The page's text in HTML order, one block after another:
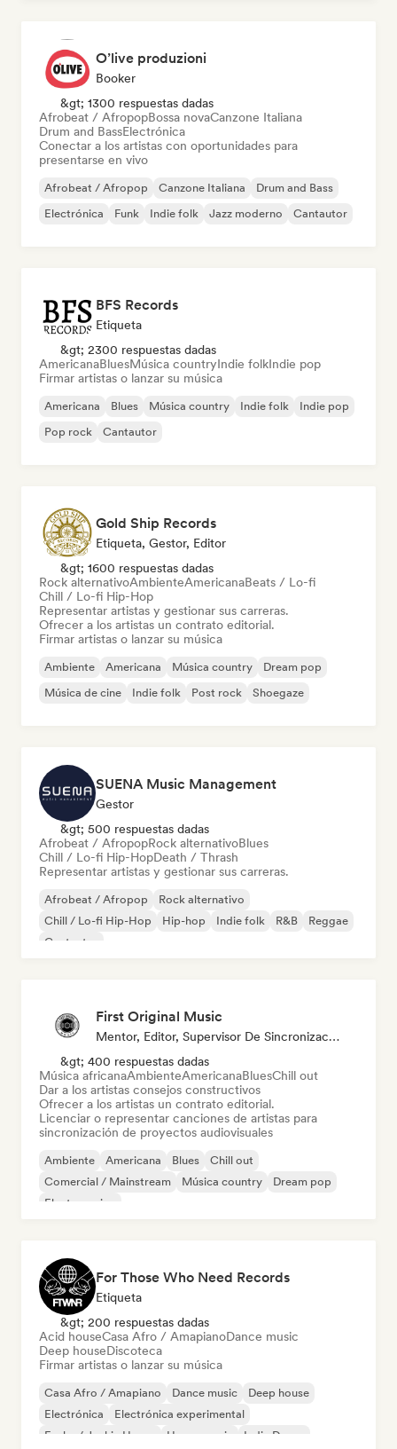
O’live produzioni
Booker
&gt; 1300 respuestas dadas
Afrobeat / AfropopBossa novaCanzone Italiana
Drum and BassElectrónica
Conectar a los artistas con oportunidades para
presentarse en vivo
Afrobeat / Afropop Canzone Italiana
Drum and Bass
Electrónica
Funk Indie folk Jazz moderno Cantautor
BFS Records
Etiqueta
&gt; 2300 respuestas dadas
AmericanaBluesMúsica countryIndie folkIndie pop
Firmar artistas o lanzar su música
Americana Blues Música country Indie folk
Indie pop
Pop rock
Cantautor
Gold Ship Records
Etiqueta, Gestor, Editor
&gt; 1600 respuestas dadas
Rock alternativoAmbienteAmericanaBeats / Lo-fi
Chill / Lo-fi Hip-Hop
Representar artistas y gestionar sus carreras.
Ofrecer a los artistas un contrato editorial.
Firmar artistas o lanzar su música
Ambiente Americana Música country
Dream pop
Música de cine
Indie folk Post rock Shoegaze
SUENA Music Management
Gestor
&gt; 500 respuestas dadas
Afrobeat / AfropopRock alternativoBlues
Chill / Lo-fi Hip-HopDeath / Thrash
Representar artistas y gestionar sus carreras.
Afrobeat / Afropop
Rock alternativo
Chill / Lo-fi Hip-Hop
Hip-hop Indie folk R&B
Reggae
Cantautor
First Original Music
Mentor, Editor, Supervisor De Sincronización
&gt; 400 respuestas dadas
Música africanaAmbienteAmericanaBluesChill out
Dar a los artistas consejos constructivos
Ofrecer a los artistas un contrato editorial.
Licenciar o representar canciones de artistas para
sincronización de proyectos audiovisuales
Ambiente Americana Blues
Chill out
Comercial / Mainstream
Música country
Dream pop
Electro swing
For Those Who Need Records
Etiqueta
&gt; 200 respuestas dadas
Acid houseCasa Afro / AmapianoDance music
Deep houseDiscoteca
Firmar artistas o lanzar su música
Casa Afro / Amapiano Dance music
Deep house
Electrónica
Electrónica experimental
Funky / Jackin House
House music Indie Dance